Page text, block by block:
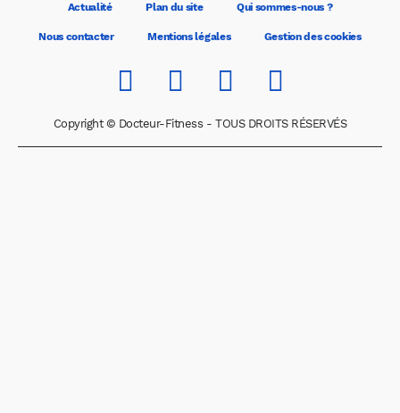
Actualité Plan du site Qui sommes-nous ?
Nous contacter Mentions légales Gestion des cookies
Copyright © Docteur-Fitness - TOUS DROITS RÉSERVÉS